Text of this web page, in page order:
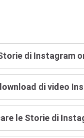
di Instagram
di video
le Storie di